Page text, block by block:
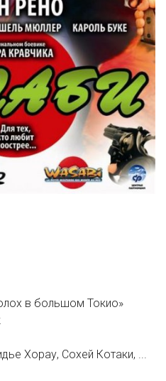
в большом Токио»
Хорау, Сохей Котаки, ...